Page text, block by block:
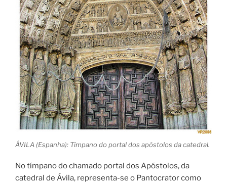
ÁVILA (Espanha): Tímpano do portal dos apóstolos da catedral.
No tímpano do chamado portal dos Apóstolos, da
catedral de Ávila, representa-se o Pantocrator como